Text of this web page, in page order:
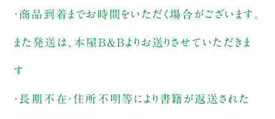
・商品到着までお時間をいただく場合がございます。
また発送は、本屋B&Bよりお送りさせていただきま
す
・長期不在・住所不明等により書籍が返送された